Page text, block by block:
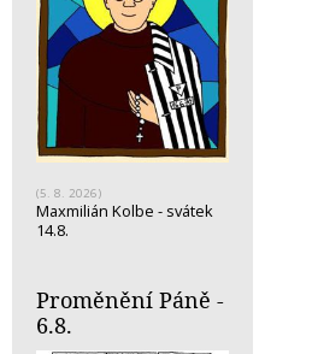
(5. 8. 2026)
Maxmilián Kolbe - svátek
14.8.
Proměnění Páně -
6.8.